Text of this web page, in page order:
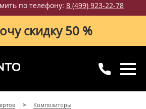
по телефону: 8 (499) 923-22-78
скидку 50 %
Композиторы